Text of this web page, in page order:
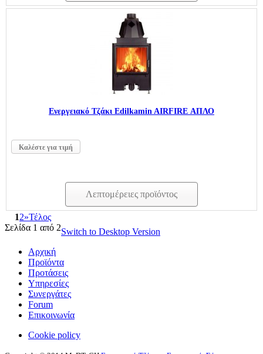
Ενεργειακό Τζάκι Edilkamin AIRFIRE ΑΠΛΟ
Καλέστε για τιμή
Λεπτομέρειες προϊόντος
12»Τέλος
Σελίδα 1 από 2Switch to Desktop Version
Αρχική
Προϊόντα
Προτάσεις
Υπηρεσίες
Συνεργάτες
Forum
Επικοινωνία
Cookie policy